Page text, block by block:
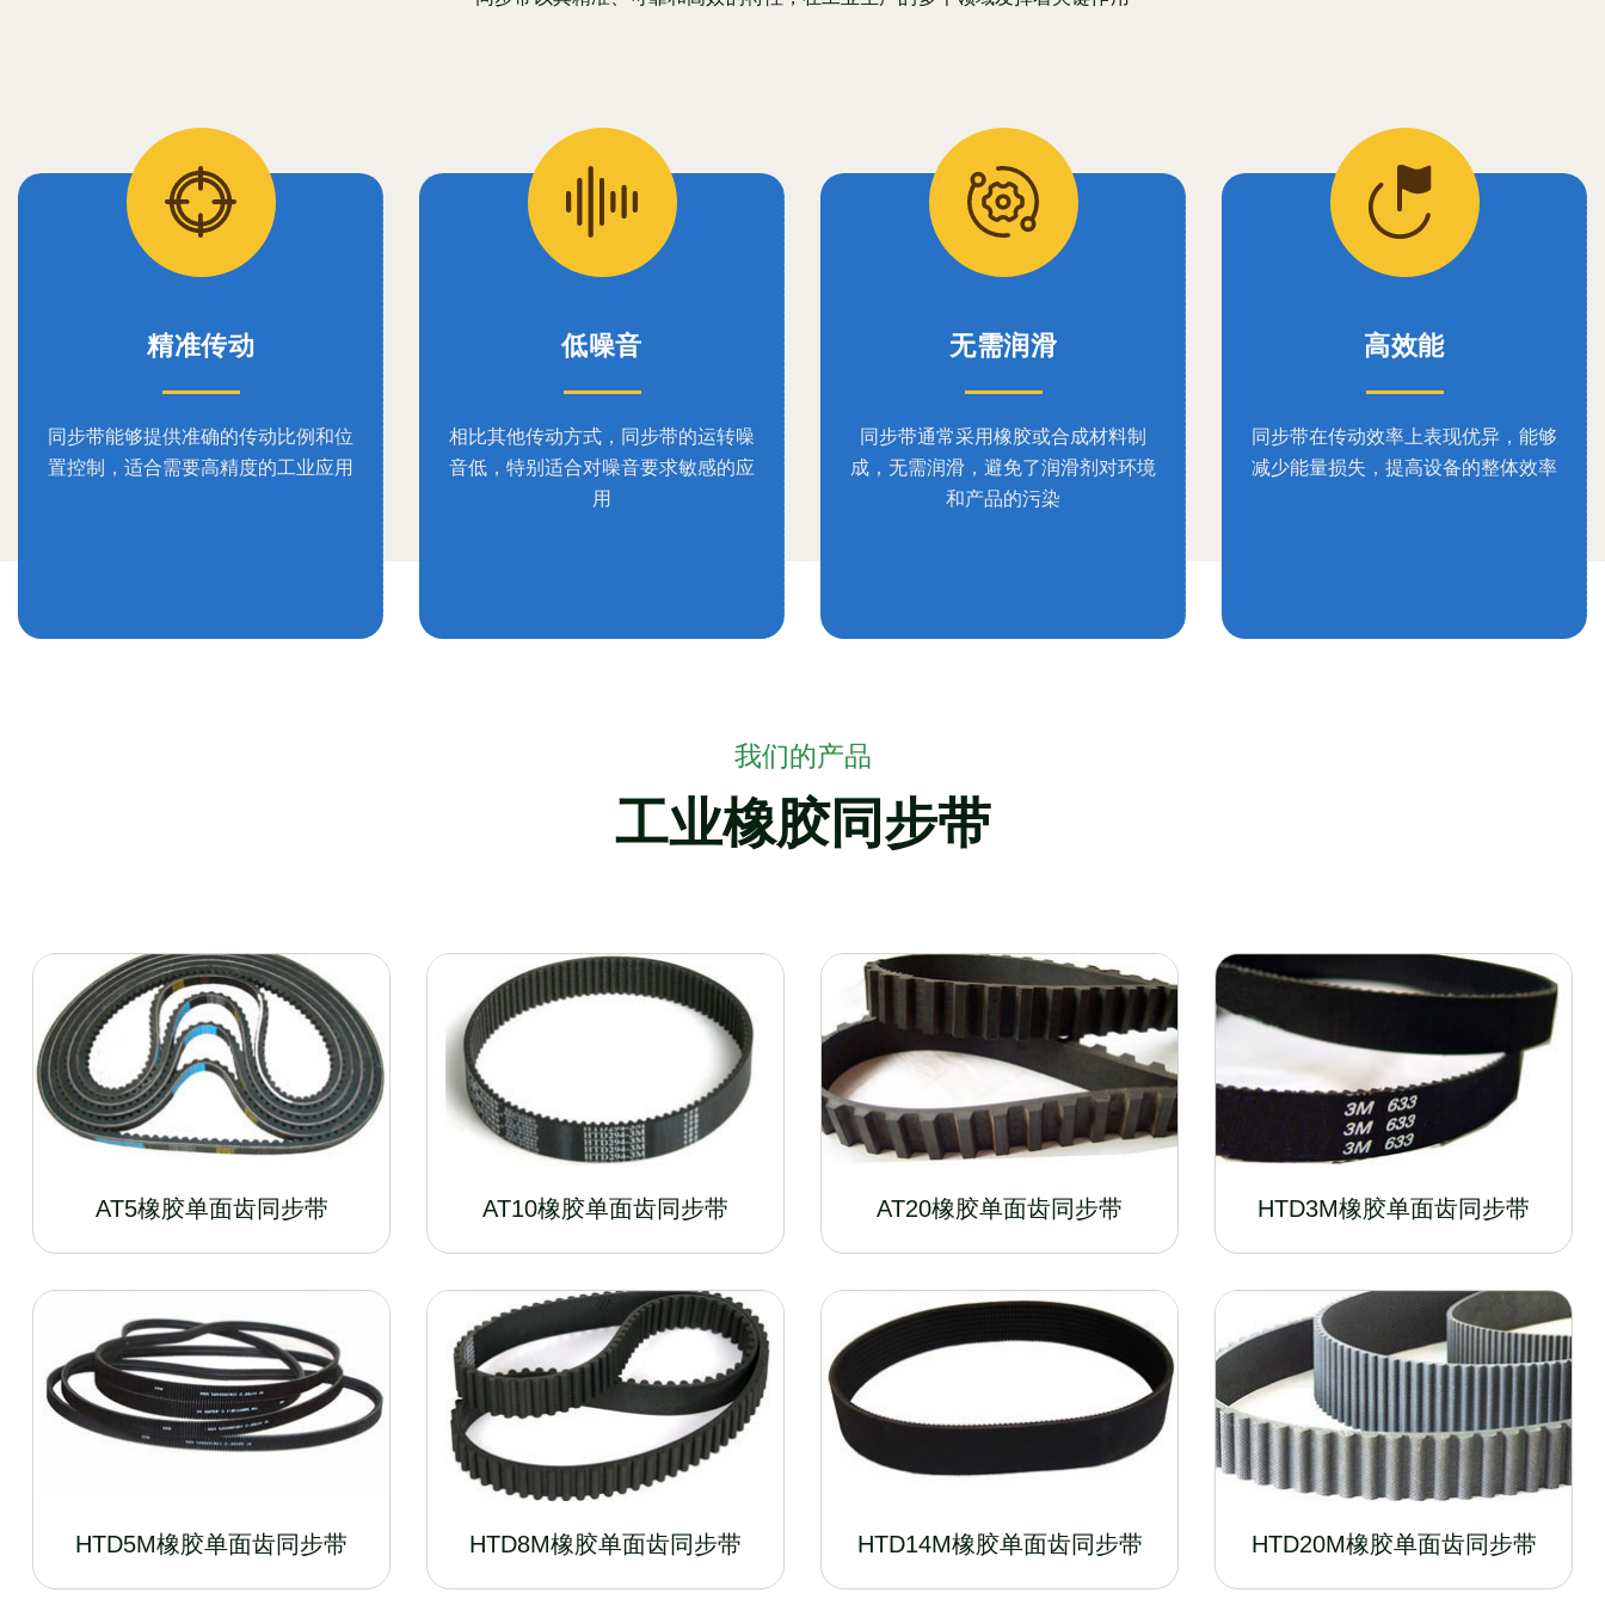
精准传动
同步带能够提供准确的传动比例和位
置控制，适合需要高精度的工业应用
低噪音
相比其他传动方式，同步带的运转噪
音低，特别适合对噪音要求敏感的应
用
无需润滑
同步带通常采用橡胶或合成材料制
成，无需润滑，避免了润滑剂对环境
和产品的污染
高效能
同步带在传动效率上表现优异，能够
减少能量损失，提高设备的整体效率
我们的产品
工业橡胶同步带
AT5橡胶单面齿同步带 AT10橡胶单面齿同步带 AT20橡胶单面齿同步带 HTD3M橡胶单面齿同步带
HTD5M橡胶单面齿同步带 HTD8M橡胶单面齿同步带 HTD14M橡胶单面齿同步带 HTD20M橡胶单面齿同步带